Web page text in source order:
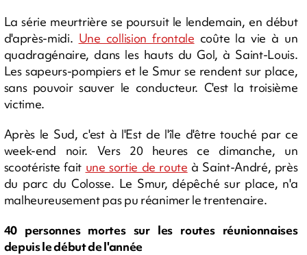
La série meurtrière se poursuit le lendemain, en début
d'après-midi. Une collision frontale coûte la vie à un
quadragénaire, dans les hauts du Gol, à Saint-Louis.
Les sapeurs-pompiers et le Smur se rendent sur place,
sans pouvoir sauver le conducteur. C'est la troisième
victime.
Après le Sud, c'est à l'Est de l'île d'être touché par ce
week-end noir. Vers 20 heures ce dimanche, un
scootériste fait une sortie de route à Saint-André, près
du parc du Colosse. Le Smur, dépêché sur place, n'a
malheureusement pas pu réanimer le trentenaire.
40 personnes mortes sur les routes réunionnaises
depuis le début de l'année